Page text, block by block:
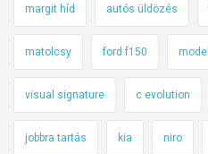
margit híd autós üldözés
matolcsy ford f150 modell
visual signature c evolution
jobbra tartás kia niro